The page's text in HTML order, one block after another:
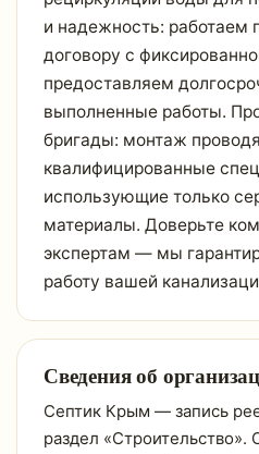
и надежность: работаем
договору с
предоставляем
выполненные работы.
бригады: монтаж
квалифицированные
использующие только
материалы. Доверьте
экспертам — мы
работу вашей
Сведения об
Септик Крым — запись
раздел «Строительство».